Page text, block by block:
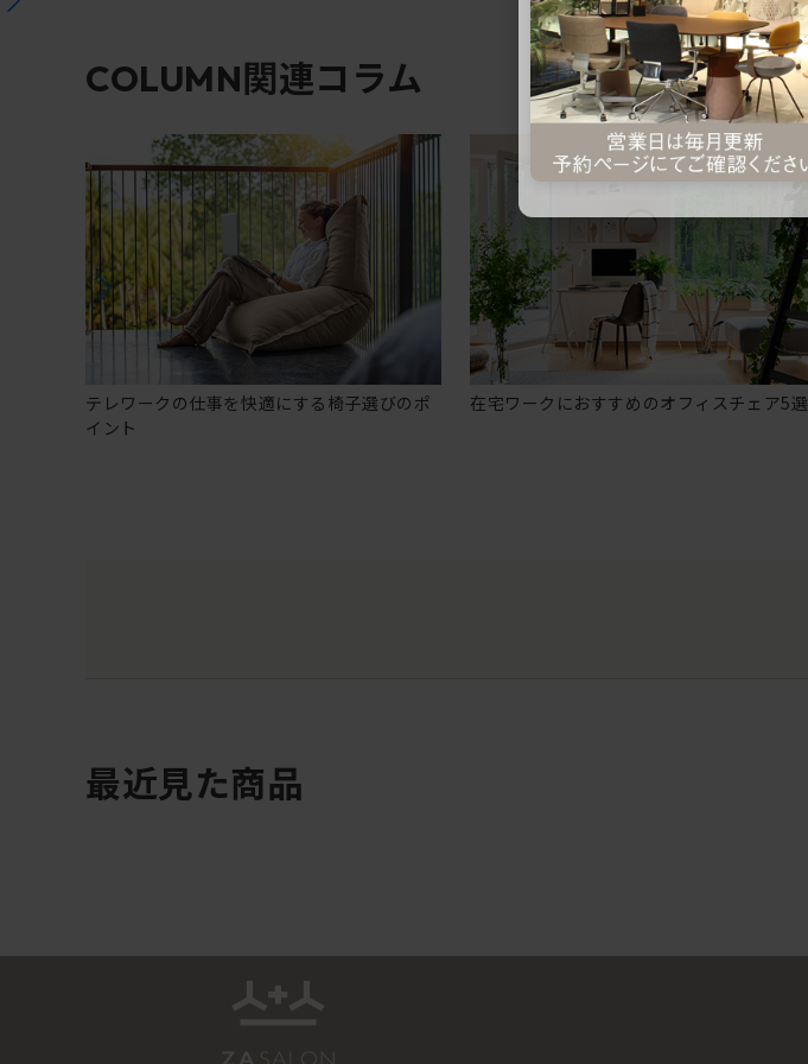
COLUMN関連コラム
テレワークの仕事を快適にする椅子選びのポ
イント
在宅ワークにおすすめのオフィスチェア5選
最近見た商品